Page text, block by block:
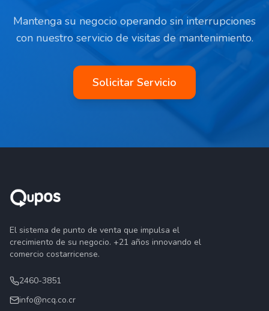
Mantenga su negocio operando sin interrupciones
con nuestro servicio de visitas de mantenimiento.
Solicitar Servicio
El sistema de punto de venta que impulsa el
crecimiento de su negocio. +21 años innovando el
comercio costarricense.
2460-3851
info@ncq.co.cr